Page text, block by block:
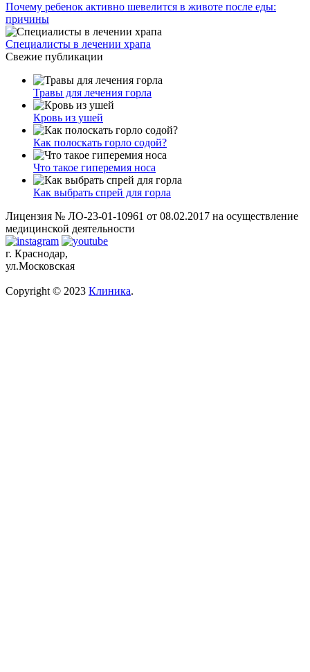
Почему ребенок активно шевелится в животе после еды:
причины
Специалисты в лечении храпа
Свежие публикации
Травы для лечения горла
Кровь из ушей
Как полоскать горло содой?
Что такое гиперемия носа
Как выбрать спрей для горла
Лицензия № ЛО-23-01-10961 от 08.02.2017 на осуществление
медицинской деятельности
г. Краснодар,
ул.Московская
Copyright © 2023 Клиника.